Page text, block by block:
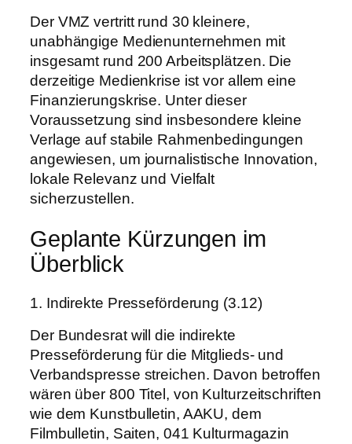
Der VMZ vertritt rund 30 kleinere,
unabhängige Medienunternehmen mit
insgesamt rund 200 Arbeitsplätzen. Die
derzeitige Medienkrise ist vor allem eine
Finanzierungskrise. Unter dieser
Voraussetzung sind insbesondere kleine
Verlage auf stabile Rahmenbedingungen
angewiesen, um journalistische Innovation,
lokale Relevanz und Vielfalt
sicherzustellen.
Geplante Kürzungen im
Überblick
1. Indirekte Presseförderung (3.12)
Der Bundesrat will die indirekte
Presseförderung für die Mitglieds- und
Verbandspresse streichen. Davon betroffen
wären über 800 Titel, von Kulturzeitschriften
wie dem Kunstbulletin, AAKU, dem
Filmbulletin, Saiten, 041 Kulturmagazin